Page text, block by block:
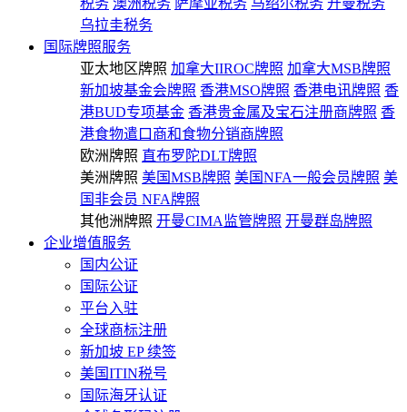
税务 澳洲税务 萨摩亚税务 马绍尔税务 开曼税务
乌拉圭税务
国际牌照服务
亚太地区牌照 加拿大IIROC牌照 加拿大MSB牌照
新加坡基金会牌照 香港MSO牌照 香港电讯牌照 香
港BUD专项基金 香港贵金属及宝石注册商牌照 香
港食物遣口商和食物分销商牌照
欧洲牌照 直布罗陀DLT牌照
美洲牌照 美国MSB牌照 美国NFA一般会员牌照 美
国非会员 NFA牌照
其他洲牌照 开曼CIMA监管牌照 开曼群岛牌照
企业增值服务
国内公证
国际公证
平台入驻
全球商标注册
新加坡 EP 续签
美国ITIN税号
国际海牙认证